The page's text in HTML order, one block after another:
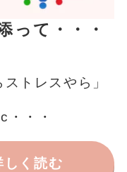
って・・・
トレスやら」
・・・
しく読む